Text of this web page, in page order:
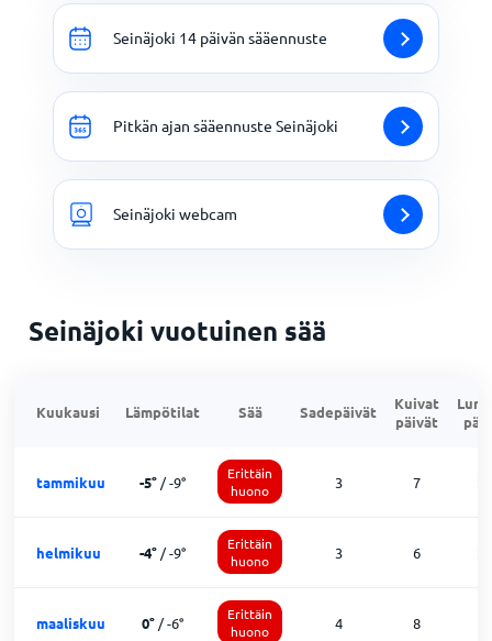
Seinäjoki 14 päivän sääennuste
Pitkän ajan sääennuste Seinäjoki
Seinäjoki webcam
Seinäjoki vuotuinen sää
Kuukausi Lämpötilat Sää Sadepäivät
Kuivat
päivät
tammikuu -5° /-9°
Erittäin
huono
3 7
helmikuu -4° /-9°
Erittäin
huono
3 6
maaliskuu 0° /-6°
Erittäin
huono
4 8